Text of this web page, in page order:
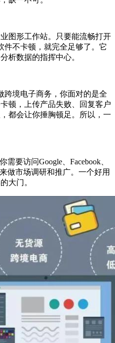
图形工作站。只要能流畅打开
件不卡顿，就完全足够了。它
析数据的指挥中心。
跨境电子商务，你面对的是全
顿，上传产品失败、回复客户
都会让你捶胸顿足。所以，一
要访问Google、Facebook、
做市场调研和推广。一个好用
大门。